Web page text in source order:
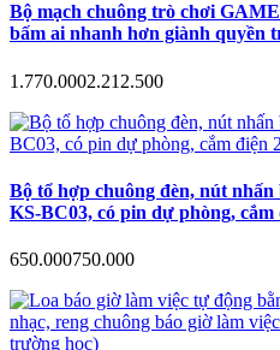
Bộ mạch chuông trò chơi
bấm ai nhanh hơn giành quyền
1.770.0002.212.500
Bộ tổ hợp chuông đèn, nút
KS-BC03, có pin dự phòng, cắm
650.000750.000